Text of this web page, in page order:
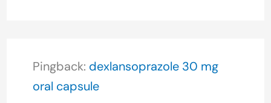
Pingback: dexlansoprazole 30 mg
oral capsule